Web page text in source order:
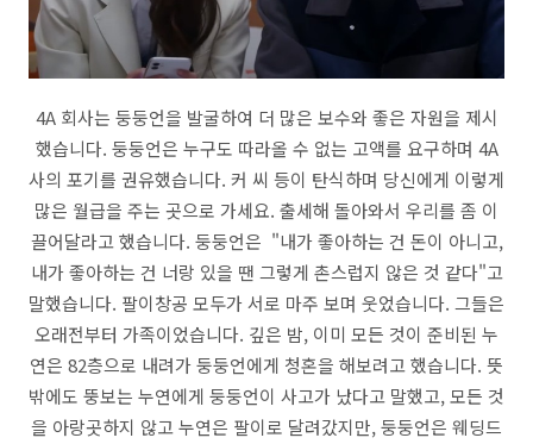
4A 회사는 둥둥언을 발굴하여 더 많은 보수와 좋은 자원을 제시
했습니다. 둥둥언은 누구도 따라올 수 없는 고액를 요구하며 4A
사의 포기를 권유했습니다. 커 씨 등이 탄식하며 당신에게 이렇게
많은 월급을 주는 곳으로 가세요. 출세해 돌아와서 우리를 좀 이
끌어달라고 했습니다. 둥둥언은 "내가 좋아하는 건 돈이 아니고,
내가 좋아하는 건 너랑 있을 땐 그렇게 촌스럽지 않은 것 같다"고
말했습니다. 팔이창공 모두가 서로 마주 보며 웃었습니다. 그들은
오래전부터 가족이었습니다. 깊은 밤, 이미 모든 것이 준비된 누
연은 82층으로 내려가 둥둥언에게 청혼을 해보려고 했습니다. 뜻
밖에도 뚱보는 누연에게 둥둥언이 사고가 났다고 말했고, 모든 것
을 아랑곳하지 않고 누연은 팔이로 달려갔지만, 둥둥언은 웨딩드